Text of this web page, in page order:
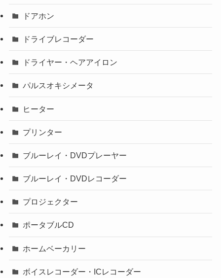
ドアホン
ドライブレコーダー
ドライヤー・ヘアアイロン
パルスオキシメータ
ヒーター
プリンター
ブルーレイ・DVDプレーヤー
ブルーレイ・DVDレコーダー
プロジェクター
ポータブルCD
ホームベーカリー
ボイスレコーダー・ICレコーダー